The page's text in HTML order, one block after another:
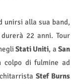
unirsi alla sua band,
22 anni. Tour
Stati Uniti, aSan
colpo di fulmine ad
Stef Burns